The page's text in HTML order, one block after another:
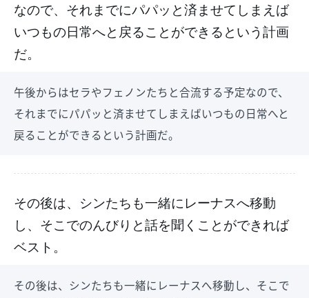
なので、それまでにパパッと済ませてしまえば
いつもの日常へと戻ることができるという計画
だ。
午後からはセラやフェノンたちと合流する予定なので、
それまでにパパッと済ませてしまえばいつもの日常へと
戻ることができるという計画だ。
その後は、シンたちも一緒にレーナスへ移動
し、そこでのんびりと話を聞くことができれば
ベスト。
その後は、シンたちも一緒にレーナスへ移動し、そこで